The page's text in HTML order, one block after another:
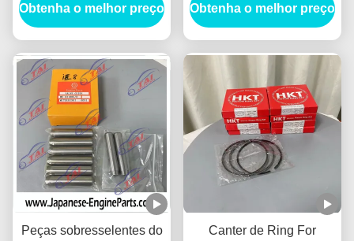
4D30 4D34 M121H
Obtenha o melhor preço
4D34T
Obtenha o melhor preço
Peças sobresselentes do
Canter de Ring For